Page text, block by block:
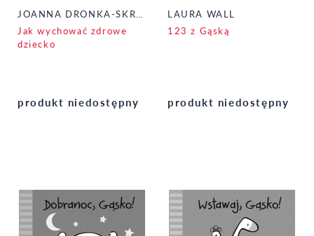
Jak wychować zdrowe
dziecko
produkt niedostępny
LAURA WALL
123 z Gąską
produkt niedostępny